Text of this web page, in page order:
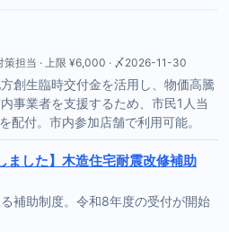
担当 · 上限 ¥6,000 · 〆2026-11-30
創生臨時交付金を活用し、物価高騰
事業者を支援するため、市民1人当
付。市内参加店舗で利用可能。
ました】木造住宅耐震改修補助
補助制度。令和8年度の受付が開始